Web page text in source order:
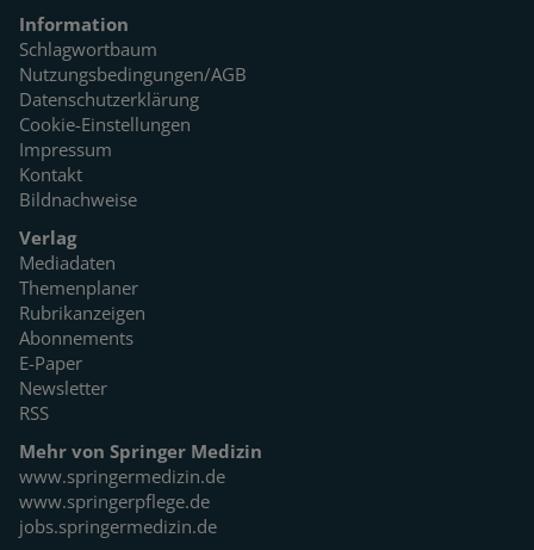
Information
Schlagwortbaum
Nutzungsbedingungen/AGB
Datenschutzerklärung
Cookie-Einstellungen
Impressum
Kontakt
Bildnachweise
Verlag
Mediadaten
Themenplaner
Rubrikanzeigen
Abonnements
E-Paper
Newsletter
RSS
Mehr von Springer Medizin
www.springermedizin.de
www.springerpflege.de
jobs.springermedizin.de